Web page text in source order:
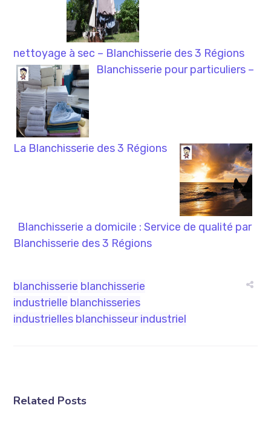
nettoyage à sec – Blanchisserie des 3 Régions
Blanchisserie pour particuliers –
La Blanchisserie des 3 Régions
Blanchisserie a domicile : Service de qualité par
Blanchisserie des 3 Régions
blanchisserie blanchisserie
industrielle blanchisseries
industrielles blanchisseur industriel
Related Posts